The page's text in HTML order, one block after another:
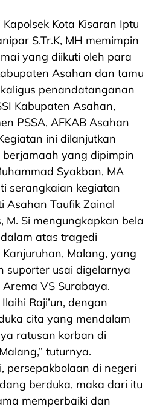
Kota Kisaran Iptu
S.Tr.K, MH memimpin
yang diikuti oleh para
Asahan dan tamu
penandatanganan
Kabupaten Asahan,
PSSA, AFKAB Asahan
ini dilanjutkan
yang dipimpin
Syakban, MA
serangkaian kegiatan
Asahan Taufik Zainal
M. Si mengungkapkan bela
atas tragedi
Malang, yang
suporter usai digelarnya
VS Surabaya.
Raji’un, dengan
cita yang mendalam
ratusan korban di
tuturnya.
persepakbolaan di negeri
berduka, maka dari itu
memperbaiki dan